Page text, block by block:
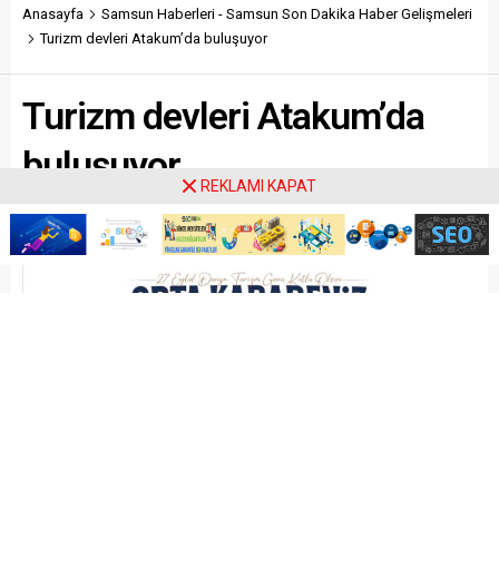
Anasayfa
Samsun Haberleri - Samsun Son Dakika Haber Gelişmeleri
Turizm devleri Atakum’da buluşuyor
Turizm devleri Atakum’da
buluşuyor
Paylaş Tweetle Gönder
REKLAMI KAPAT